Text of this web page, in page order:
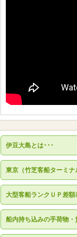
伊豆大島とは･･･
東京（竹芝客船ターミ
大型客船ランクＵＰ差額
船内持ち込みの手荷物